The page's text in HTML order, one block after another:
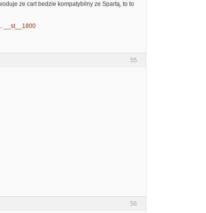
ze cart bedzie kompatybilny ze Spartą, to to
__st__1800
55
56